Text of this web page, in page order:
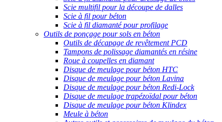
Scie multifil pour la découpe de dalles
Scie à fil pour béton
Scie à fil diamanté pour profilage
Outils de ponçage pour sols en béton
Outils de décapage de revêtement PCD
Tampons de polissage diamantés en résine
Roue à coupelles en diamant
Disque de meulage pour béton HTC
Disque de meulage pour béton Lavina
Disque de meulage pour béton Redi-Lock
Disque de meulage trapézoïdal pour béton
Disque de meulage pour béton Klindex
Meule à béton